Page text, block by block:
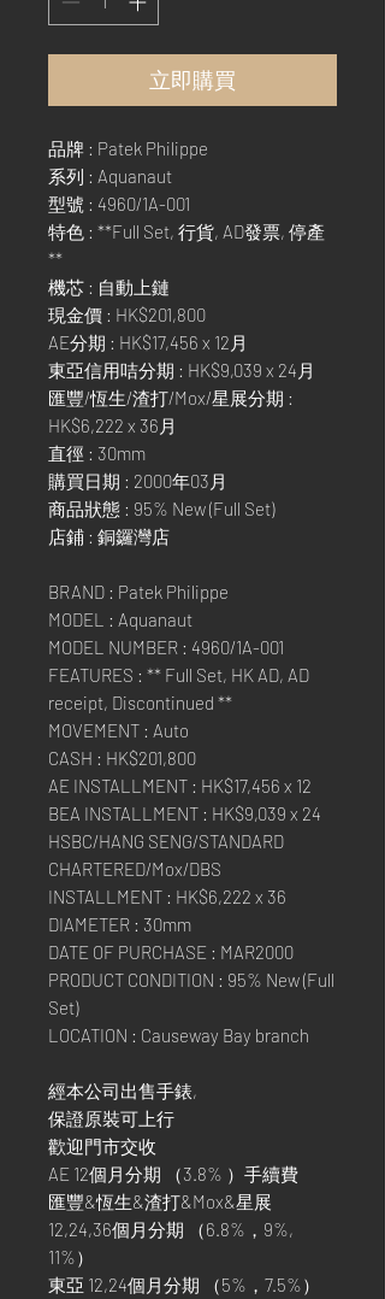
立即購買
品牌 : Patek Philippe
系列 : Aquanaut
型號 : 4960/1A-001
特色 : **Full Set, 行貨, AD發票, 停產
**
機芯 : 自動上鏈
現金價 : HK$201,800
AE分期 : HK$17,456 x 12月
東亞信用咭分期 : HK$9,039 x 24月
匯豐/恆生/渣打/Mox/星展分期 :
HK$6,222 x 36月
直徑 : 30mm
購買日期 : 2000年03月
商品狀態 : 95% New (Full Set)
店鋪 : 銅鑼灣店
BRAND : Patek Philippe
MODEL : Aquanaut
MODEL NUMBER : 4960/1A-001
FEATURES : ** Full Set, HK AD, AD
receipt, Discontinued **
MOVEMENT : Auto
CASH : HK$201,800
AE INSTALLMENT : HK$17,456 x 12
BEA INSTALLMENT : HK$9,039 x 24
HSBC/HANG SENG/STANDARD
CHARTERED/Mox/DBS
INSTALLMENT : HK$6,222 x 36
DIAMETER : 30mm
DATE OF PURCHASE : MAR2000
PRODUCT CONDITION : 95% New (Full
Set)
LOCATION : Causeway Bay branch
經本公司出售手錶,
保證原裝可上行
歡迎門市交收
AE 12個月分期 （3.8% ）手續費
匯豐&恆生&渣打&Mox&星展
12,24,36個月分期 （6.8%，9%,
11%）
東亞 12,24個月分期 （5%，7.5%）